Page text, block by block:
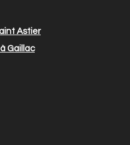
Astier
Gaillac